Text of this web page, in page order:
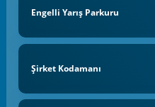
Engelli Yarış Parkuru
Şirket Kodamanı